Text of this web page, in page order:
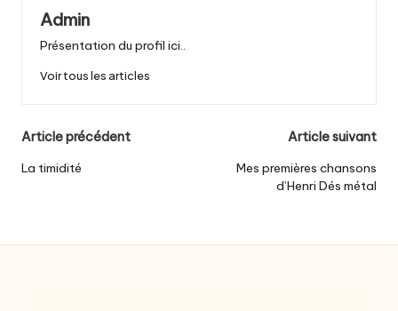
Admin
Présentation du profil ici..
Voir tous les articles
Post
navigation
Article précédent
La timidité
Article suivant
Mes premières chansons
d’Henri Dés métal